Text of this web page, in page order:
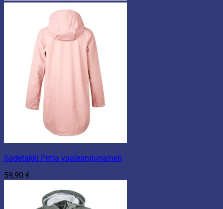
Sadetakki Petra vaaleanpunainen
59,90 €